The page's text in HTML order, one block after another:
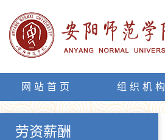
网站首页 组织机构
劳资薪酬